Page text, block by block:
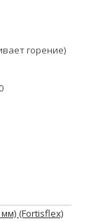
горение)
(Fortisflex)